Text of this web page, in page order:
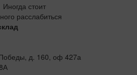
Иногда стоит
расслабиться
д. 160, оф 427а